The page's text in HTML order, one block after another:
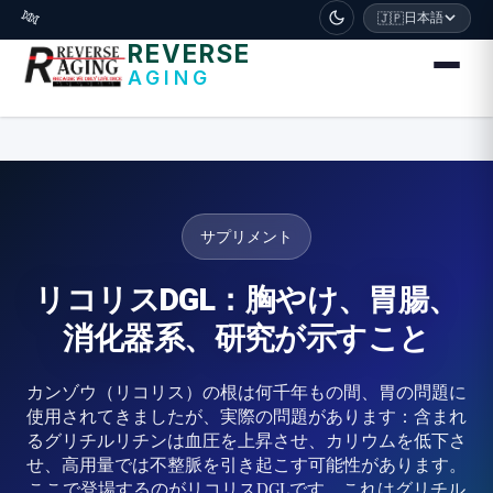
דלג לתוכן הראשי
🧬 🇯🇵日本語
REVERSE
AGING
サプリメント
リコリスDGL：胸やけ、胃腸、
消化器系、研究が示すこと
カンゾウ（リコリス）の根は何千年もの間、胃の問題に
使用されてきましたが、実際の問題があります：含まれ
るグリチルリチンは血圧を上昇させ、カリウムを低下さ
せ、高用量では不整脈を引き起こす可能性があります。